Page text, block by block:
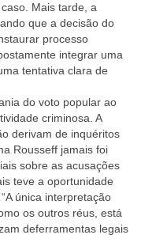
Mais tarde, a
que a decisão do
processo
integrar uma
tentativa clara de
do voto popular ao
criminosa. A
derivam de inquéritos
Rousseff jamais foi
sobre as acusações
teve a oportunidade
única interpretação
os outros réus, está
deferramentas legais